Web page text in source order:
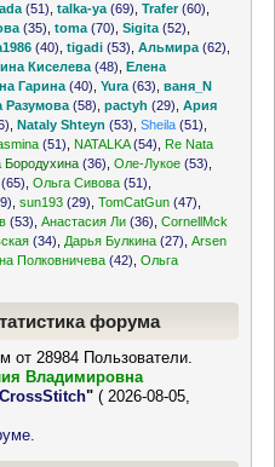
(51) ,talka-ya (69) ,Trafer(60)
(35) ,toma (70) ,Sigita (52)
(40) ,tigadi (53) ,Альмира (62)
Киселева (48) ,Елена
Гарина (40) ,Yura (63) ,ваня_N
Разумова (58) ,pactyh (29) ,Ария
,Nataly Shteyn (53) ,Sheila (51)
(51) NATALKA(54)
Re Nata
Бородухина (36) ,Оле-Лукое (53)
(65) ,Ольга Сивова (51)
,sun193 (29) ,TomCatGun (47)
(53) ,Анастасия Ли (36) ,CornellMck
(34) Дарья Булкина (27) ,Arsen
Полковничева (42) ,Ольга
форума
от 28984 Пользователи.
Владимировна
" ( 2026-08-05,